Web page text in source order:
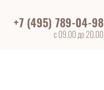
+7 (495) 789-04-98
с 09.00 до 20.00